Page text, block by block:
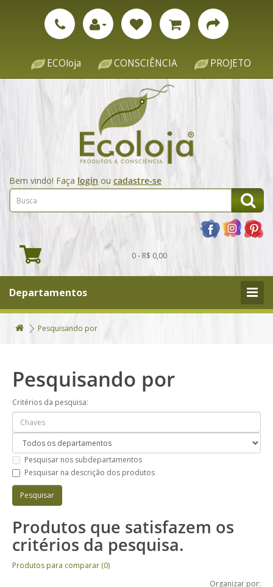
ECOloja CONSCIÊNCIA PROJETO
Bem vindo! Faça login ou cadastre-se
0 - R$ 0,00
Departamentos
Pesquisando por
Pesquisando por
Critérios da pesquisa:
Pesquisar nos subdepartamentos
Pesquisar na descrição dos produtos
Produtos que satisfazem os
critérios da pesquisa.
Produtos para comparar (0)
Organizar por: